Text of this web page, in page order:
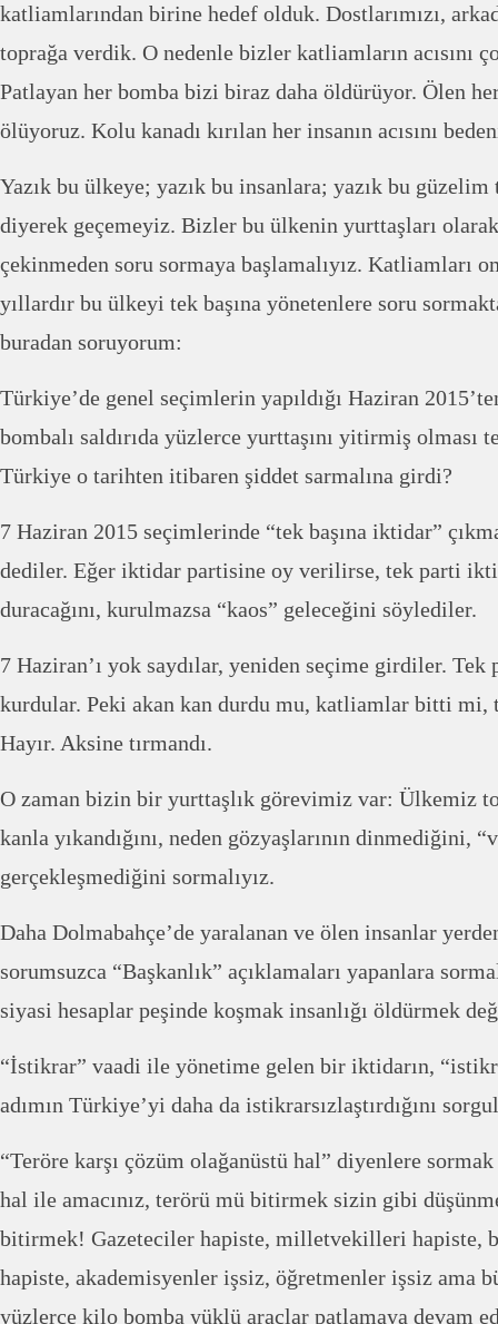
katliamlarından birine hedef olduk. Dostlarımızı,
toprağa verdik. O nedenle bizler katliamların acısını
Patlayan her bomba bizi biraz daha öldürüyor. Ölen
ölüyoruz. Kolu kanadı kırılan her insanın acısını
Yazık bu ülkeye; yazık bu insanlara; yazık bu
diyerek geçemeyiz. Bizler bu ülkenin yurttaşları
çekinmeden soru sormaya başlamalıyız. Katliamları
yıllardır bu ülkeyi tek başına yönetenlere soru
buradan soruyorum:
Türkiye’de genel seçimlerin yapıldığı Haziran
bombalı saldırıda yüzlerce yurttaşını yitirmiş olması
Türkiye o tarihten itibaren şiddet sarmalına girdi?
7 Haziran 2015 seçimlerinde “tek başına iktidar”
dediler. Eğer iktidar partisine oy verilirse, tek parti
duracağını, kurulmazsa “kaos” geleceğini söylediler.
7 Haziran’ı yok saydılar, yeniden seçime girdiler.
kurdular. Peki akan kan durdu mu, katliamlar bitti mi,
Hayır. Aksine tırmandı.
O zaman bizin bir yurttaşlık görevimiz var: Ülkemiz
kanla yıkandığını, neden gözyaşlarının dinmediğini,
gerçekleşmediğini sormalıyız.
Daha Dolmabahçe’de yaralanan ve ölen insanlar
sorumsuzca “Başkanlık” açıklamaları yapanlara
siyasi hesaplar peşinde koşmak insanlığı öldürmek
“İstikrar” vaadi ile yönetime gelen bir iktidarın,
adımın Türkiye’yi daha da istikrarsızlaştırdığını
“Teröre karşı çözüm olağanüstü hal” diyenlere
hal ile amacınız, terörü mü bitirmek sizin gibi
bitirmek! Gazeteciler hapiste, milletvekilleri hapiste,
hapiste, akademisyenler işsiz, öğretmenler işsiz ama
yüzlerce kilo bomba yüklü araçlar patlamaya devam